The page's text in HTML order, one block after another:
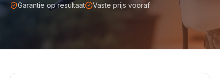
Garantie op resultaat
Vaste prijs vooraf